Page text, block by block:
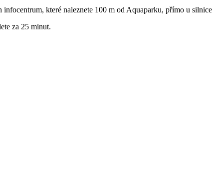
které naleznete 100 m od Aquaparku, přímo u
za 25 minut.